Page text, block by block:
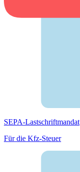
SEPA-Lastschriftmandat
Für die Kfz-Steuer